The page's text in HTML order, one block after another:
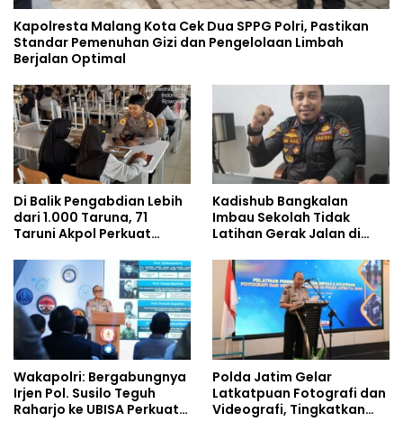
Kapolresta Malang Kota Cek Dua SPPG Polri, Pastikan
Standar Pemenuhan Gizi dan Pengelolaan Limbah
Berjalan Optimal
Di Balik Pengabdian Lebih
dari 1.000 Taruna, 71
Taruni Akpol Perkuat
Siswa Sekolah Rakyat
Kadishub Bangkalan
Imbau Sekolah Tidak
Latihan Gerak Jalan di
Wakapolri: Bergabungnya
Irjen Pol. Susilo Teguh
Raharjo ke UBISA Perkuat
Polda Jatim Gelar
Latkatpuan Fotografi dan
Videografi, Tingkatkan